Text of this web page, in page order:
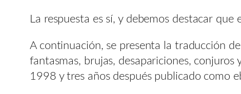
La respuesta es sí, y debemos destacar
A continuación, se presenta la traducción
fantasmas, brujas, desapariciones,
1998 y tres años después publicado como